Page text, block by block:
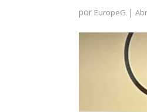
por EuropeG |